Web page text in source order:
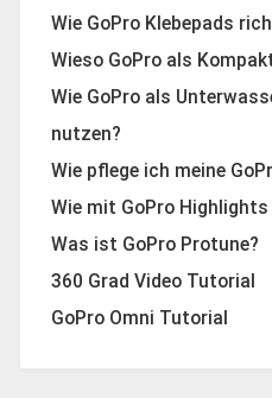
Wie GoPro Klebepads
Wieso GoPro als
Wie GoPro als
nutzen?
Wie pflege ich meine
Wie mit GoPro Highlights
Was ist GoPro Protune?
360 Grad Video Tutorial
GoPro Omni Tutorial